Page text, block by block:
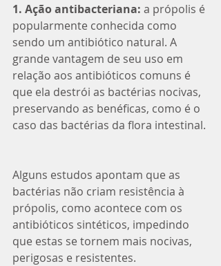
1. Ação antibacteriana: a própolis é
popularmente conhecida como
sendo um antibiótico natural. A
grande vantagem de seu uso em
relação aos antibióticos comuns é
que ela destrói as bactérias nocivas,
preservando as benéficas, como é o
caso das bactérias da flora intestinal.
Alguns estudos apontam que as
bactérias não criam resistência à
própolis, como acontece com os
antibióticos sintéticos, impedindo
que estas se tornem mais nocivas,
perigosas e resistentes.